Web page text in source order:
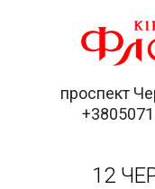
проспект
12